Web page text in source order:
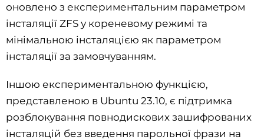
оновлено з експериментальним параметром
інсталяції ZFS у кореневому режимі та
мінімальною інсталяцією як параметром
інсталяції за замовчуванням.
Іншою експериментальною функцією,
представленою в Ubuntu 23.10, є підтримка
розблокування повнодискових зашифрованих
інсталяцій без введення парольної фрази на